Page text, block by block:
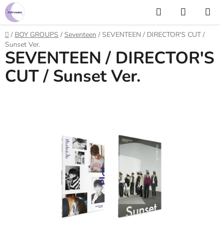
Prejsť
na
obsah
Hľadať
KOŠÍK
Domov
/ BOY GROUPS / Seventeen / SEVENTEEN / DIRECTOR'S CUT /
Sunset Ver.
SEVENTEEN / DIRECTOR'S
CUT / Sunset Ver.